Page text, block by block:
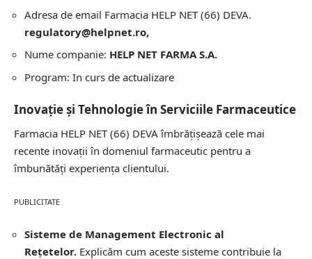
Adresa de email Farmacia HELP NET (66) DEVA.
regulatory@helpnet.ro,
Nume companie: HELP NET FARMA S.A.
Program: In curs de actualizare
Inovație și Tehnologie în Serviciile Farmaceutice
Farmacia HELP NET (66) DEVA îmbrățișează cele mai
recente inovații în domeniul farmaceutic pentru a
îmbunătăți experiența clientului.
PUBLICITATE
Sisteme de Management Electronic al
Rețetelor. Explicăm cum aceste sisteme contribuie la